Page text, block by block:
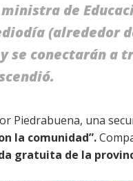
de
(alrededor
se conectarán a
Piedrabuena, una
la comunidad”.
gratuita de la